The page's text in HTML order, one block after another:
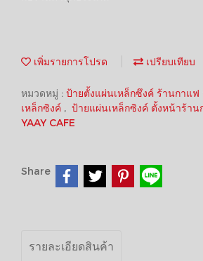
เพิ่มรายการโปรด เปรียบเทียบ
หมวดหมู่ : ป้ายตั้งแผ่นเหล็กซึงค์ ร้านกาแฟ
เหล็กซิงค์ , ป้ายแผ่นเหล็กซิงค์ ตั้งหน้าร้าน
YAAY CAFE
Share
รายละเอียดสินค้า